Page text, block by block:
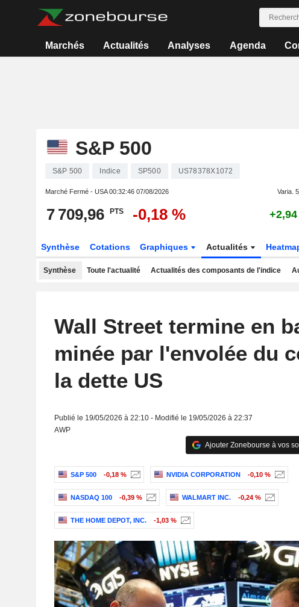
Marchés Actualités Analyses Agenda
S&P 500
S&P 500 Indice SP500 US78378X1072
Marché Fermé - USA00:32:46 07/08/2026 Varia.
7 709,96 PTS -0,18 %
Synthèse Cotations Graphiques Actualités
Synthèse Toute l'actualité Actualités des composants de l'indice
Wall Street termine en
minée par l'envolée du
la dette US
Publié le 19/05/2026 à 22:10 - Modifié le 19/05/2026 à 22:37
AWP
Ajouter Zonebourse à vos
S&P 500 -0,18 % NVIDIA CORPORATION -0,10 %
NASDAQ 100 -0,39 % WALMART INC. -0,24 %
THE HOME DEPOT, INC. -1,03 %